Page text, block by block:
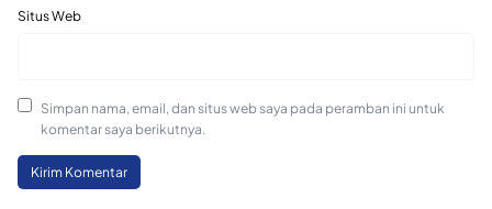
Situs Web
Simpan nama, email, dan situs web saya pada peramban ini untuk
komentar saya berikutnya.